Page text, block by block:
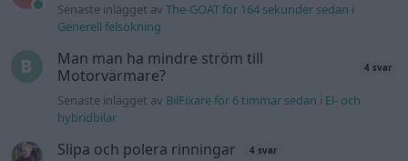
Senaste inlägget avThe-GOAT för 164 sekunder sedan i
Generell felsökning
Man man ha mindre ström till
Motorvärmare?
4 svar
Senaste inlägget av BilFixare för 6 timmar sedan i El- och
hybridbilar
Slipa och polera rinningar 4 svar